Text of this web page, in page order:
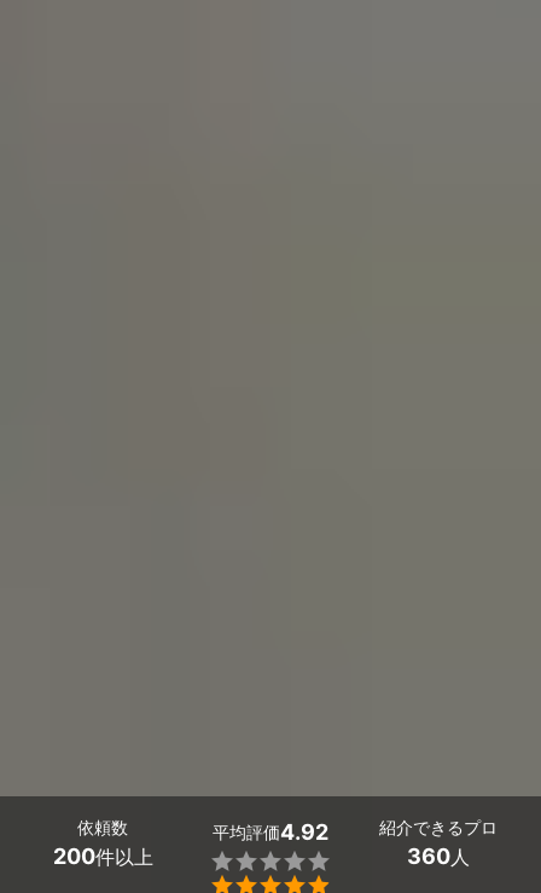
依頼数
200件以上
平均評価4.92


紹介できるプロ
360人